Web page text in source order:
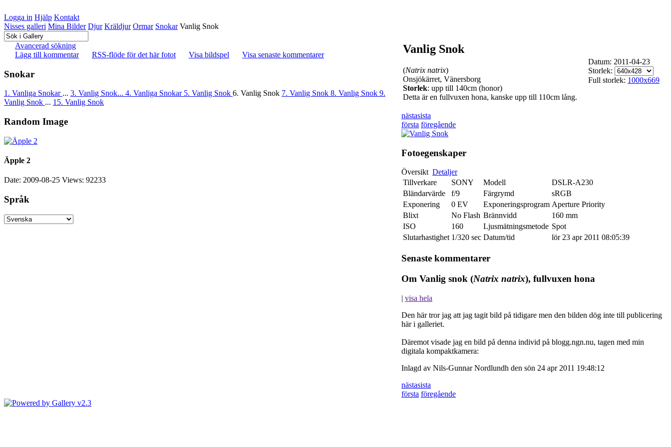
Logga in Hjälp Kontakt
Nisses galleri Mina Bilder Djur Kräldjur Ormar Snokar Vanlig Snok
Avancerad sökning
Lägg till kommentar
RSS-flöde för det här fotot Visa bildspel Visa senaste kommentarer
Snokar
1. Vanliga Snokar ... 3. Vanlig Snok... 4. Vanliga Snokar 5. Vanlig Snok 6. Vanlig Snok 7. Vanlig Snok 8. Vanlig Snok 9.
Vanlig Snok ... 15. Vanlig Snok
Random Image
Äpple 2
Date: 2009-08-25 Views: 92233
Språk
Vanlig Snok
(Natrix natrix)
Onsjökärret, Vänersborg
Storlek: upp till 140cm (honor)
Detta är en fullvuxen hona, kanske upp till 110cm lång.
Datum: 2011-04-23
Storlek:
Full storlek: 1000x669
nästasista
första föregående
Fotoegenskaper
Översikt Detaljer
Tillverkare
SONY Modell
DSLR-A230
Bländarvärde
f/9 Färgrymd
sRGB
Exponering
0 EV Exponeringsprogram Aperture Priority
Blixt
No Flash Brännvidd
160 mm
ISO
160 Ljusmätningsmetode Spot
Slutarhastighet 1/320 sec Datum/tid lör 23 apr 2011 08:05:39
Senaste kommentarer
Om Vanlig snok (Natrix natrix), fullvuxen hona
| visa hela
Den här tror jag att jag tagit bild på tidigare men den bilden dög inte till publicering
här i galleriet.
Däremot visade jag en bild på denna individ på blogg.ngn.nu, tagen med min
digitala kompaktkamera:
Inlagd av Nils-Gunnar Nordlundh den sön 24 apr 2011 19:48:12
nästasista
första föregående